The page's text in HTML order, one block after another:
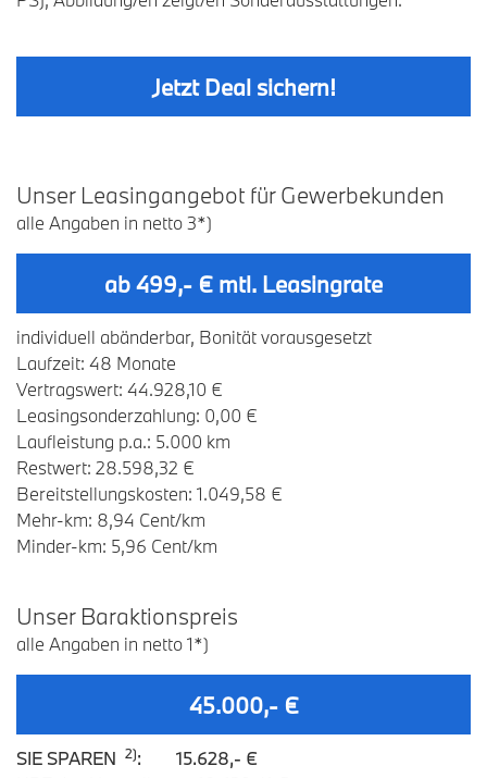
Jetzt Deal sichern!
UnserLeasingangebot fürGewerbekunden
alle Angaben in netto 3*)
ab 499,- € mtl. Leasingrate
individuell abänderbar, Bonität vorausgesetzt
Laufzeit: 48 Monate
Vertragswert: 44.928,10 €
Leasingsonderzahlung: 0,00 €
Laufleistung p.a.: 5.000 km
Restwert: 28.598,32 €
Bereitstellungskosten: 1.049,58 €
Mehr-km: 8,94 Cent/km
Minder-km: 5,96 Cent/km
UnserBaraktionspreis
alle Angaben in netto 1*)
45.000,- €
SIE SPAREN 2): 15.628,- €